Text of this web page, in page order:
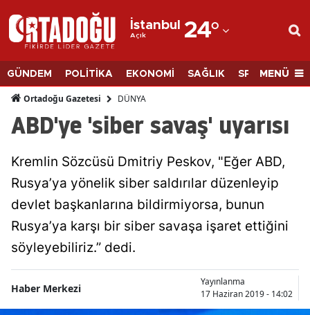
İstanbul
Açık 24°
Adana
Adıyaman
Afyonkarahisar
Ağrı
Amasya
Ankara
Antalya
Aydın
GÜNDEM POLİTİKA EKONOMİ SAĞLIK SPORMENÜ
Ortadoğu Gazetesi DÜNYA
ABD'ye 'siber savaş' uyarısı
Kremlin Sözcüsü Dmitriy Peskov, "Eğer ABD,
Rusya’ya yönelik siber saldırılar düzenleyip
devlet başkanlarına bildirmiyorsa, bunun
Rusya’ya karşı bir siber savaşa işaret ettiğini
söyleyebiliriz.” dedi.
Haber Merkezi
Yayınlanma
17 Haziran 2019 - 14:02